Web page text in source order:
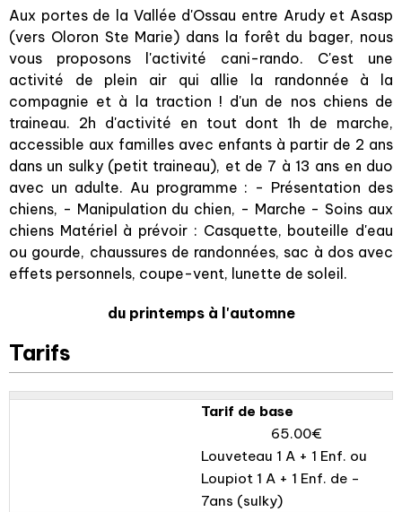
Aux portes de la Vallée d'Ossau entre Arudy et Asasp
(vers Oloron Ste Marie) dans la forêt du bager, nous
vous proposons l'activité cani-rando. C'est une
activité de plein air qui allie la randonnée à la
compagnie et à la traction ! d'un de nos chiens de
traineau. 2h d'activité en tout dont 1h de marche,
accessible aux familles avec enfants à partir de 2 ans
dans un sulky (petit traineau), et de 7 à 13 ans en duo
avec un adulte. Au programme : - Présentation des
chiens, - Manipulation du chien, - Marche - Soins aux
chiens Matériel à prévoir : Casquette, bouteille d'eau
ou gourde, chaussures de randonnées, sac à dos avec
effets personnels, coupe-vent, lunette de soleil.
du printemps à l'automne
Tarifs
Tarif de base
65.00€
Louveteau 1 A + 1 Enf. ou
Loupiot 1 A + 1 Enf. de -
7ans (sulky)